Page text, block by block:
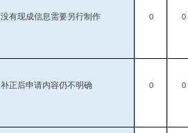
没有现成信息需要另行制作 0 0
补正后申请内容仍不明确 0 0